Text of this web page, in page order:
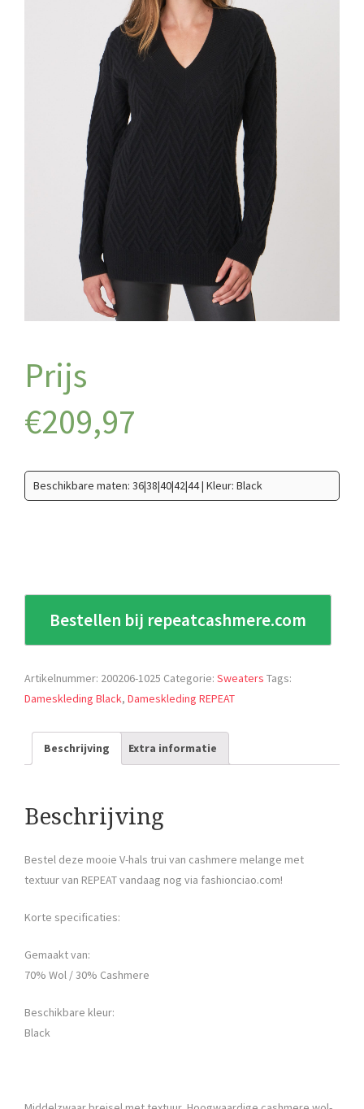
€209,97
Beschikbare maten: 36|38|40|42|44 | Kleur: Black
Bestellen bij repeatcashmere.com
Artikelnummer: 200206-1025 Categorie: Sweaters Tags:
Dameskleding Black, Dameskleding REPEAT
Beschrijving Extra informatie
Beschrijving
Bestel deze mooie V-hals trui van cashmere melange met
textuur van REPEAT vandaag nog via fashionciao.com!
Korte specificaties:
Gemaakt van:
70% Wol / 30% Cashmere
Beschikbare kleur:
Black